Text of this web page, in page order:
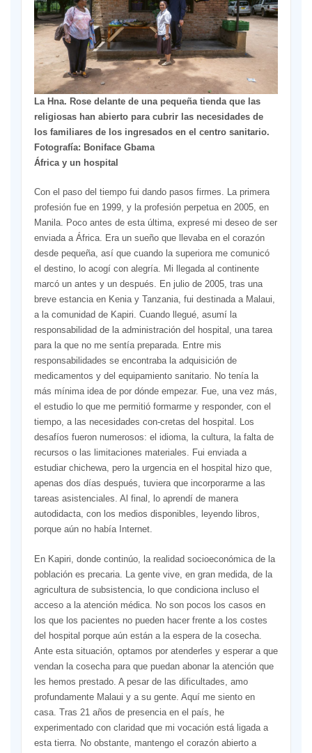
La Hna. Rose delante de una pequeña tienda que las
religiosas han abierto para cubrir las necesidades de
los familiares de los ingresados en el centro sanitario.
Fotografía: Boniface Gbama
África y un hospital
Con el paso del tiempo fui dando pasos firmes. La primera
profesión fue en 1999, y la profesión perpetua en 2005, en
Manila. Poco antes de esta última, expresé mi deseo de ser
enviada a África. Era un sueño que llevaba en el corazón
desde pequeña, así que cuando la superiora me comunicó
el destino, lo acogí con alegría. Mi llegada al continente
marcó un antes y un después. En julio de 2005, tras una
breve estancia en Kenia y Tanzania, fui destinada a Malaui,
a la comunidad de Kapiri. Cuando llegué, asumí la
responsabilidad de la administración del hospital, una tarea
para la que no me sentía preparada. Entre mis
responsabilidades se encontraba la adquisición de
medicamentos y del equipamiento sanitario. No tenía la
más mínima idea de por dónde empezar. Fue, una vez más,
el estudio lo que me permitió formarme y responder, con el
tiempo, a las necesidades con-cretas del hospital. Los
desafíos fueron numerosos: el idioma, la cultura, la falta de
recursos o las limitaciones materiales. Fui enviada a
estudiar chichewa, pero la urgencia en el hospital hizo que,
apenas dos días después, tuviera que incorporarme a las
tareas asistenciales. Al final, lo aprendí de manera
autodidacta, con los medios disponibles, leyendo libros,
porque aún no había Internet.
En Kapiri, donde continúo, la realidad socioeconómica de la
población es precaria. La gente vive, en gran medida, de la
agricultura de subsistencia, lo que condiciona incluso el
acceso a la atención médica. No son pocos los casos en
los que los pacientes no pueden hacer frente a los costes
del hospital porque aún están a la espera de la cosecha.
Ante esta situación, optamos por atenderles y esperar a que
vendan la cosecha para que puedan abonar la atención que
les hemos prestado. A pesar de las dificultades, amo
profundamente Malaui y a su gente. Aquí me siento en
casa. Tras 21 años de presencia en el país, he
experimentado con claridad que mi vocación está ligada a
esta tierra. No obstante, mantengo el corazón abierto a